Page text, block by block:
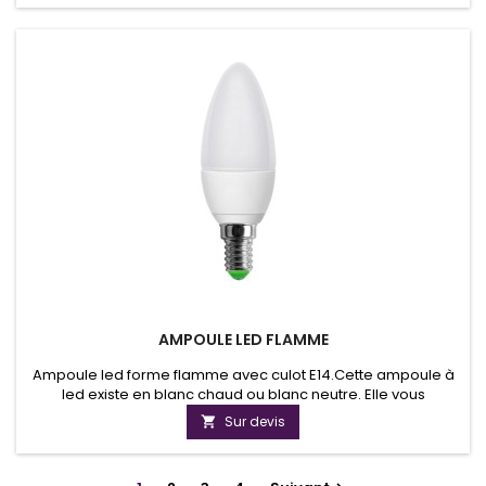
puissances de panneaux solaires ou de batteries vous
AMPOULE LED FLAMME
Ampoule led forme flamme avec culot E14.Cette ampoule à
led existe en blanc chaud ou blanc neutre. Elle vous
permettra d'avoir une qualité de luminosité exceptionnelle.
 Sur devis